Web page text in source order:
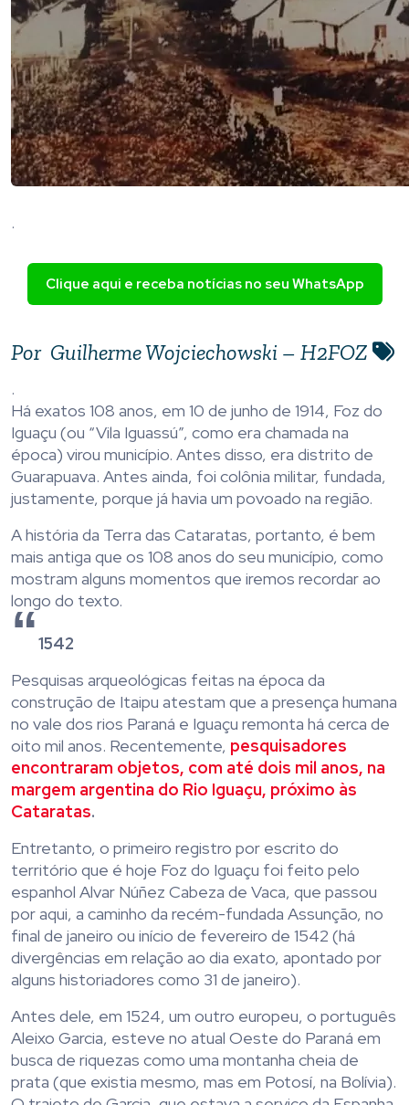
.
Clique aqui e receba notícias no seu WhatsApp
Por Guilherme Wojciechowski – H2FOZ
.
Há exatos 108 anos, em 10 de junho de 1914, Foz do
Iguaçu (ou “Vila Iguassú”, como era chamada na
época) virou município. Antes disso, era distrito de
Guarapuava. Antes ainda, foi colônia militar, fundada,
justamente, porque já havia um povoado na região.
A história da Terra das Cataratas, portanto, é bem
mais antiga que os 108 anos do seu município, como
mostram alguns momentos que iremos recordar ao
longo do texto.
1542
Pesquisas arqueológicas feitas na época da
construção de Itaipu atestam que a presença humana
no vale dos rios Paraná e Iguaçu remonta há cerca de
oito mil anos. Recentemente, pesquisadores
encontraram objetos, com até dois mil anos, na
margem argentina do Rio Iguaçu, próximo às
Cataratas.
Entretanto, o primeiro registro por escrito do
território que é hoje Foz do Iguaçu foi feito pelo
espanhol Alvar Núñez Cabeza de Vaca, que passou
por aqui, a caminho da recém-fundada Assunção, no
final de janeiro ou início de fevereiro de 1542 (há
divergências em relação ao dia exato, apontado por
alguns historiadores como 31 de janeiro).
Antes dele, em 1524, um outro europeu, o português
Aleixo Garcia, esteve no atual Oeste do Paraná em
busca de riquezas como uma montanha cheia de
prata (que existia mesmo, mas em Potosí, na Bolívia).